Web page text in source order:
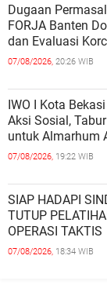
Dugaan
FORJA Banten
dan Evaluasi
07/08/2026, 20:26 WIB
IWO I Kota
Aksi Sosial,
untuk Almarhum
07/08/2026, 19:22 WIB
SIAP HADAPI
TUTUP
OPERASI TAKTIS
07/08/2026, 18:34 WIB